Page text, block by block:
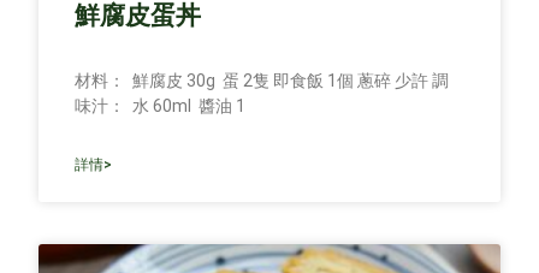
鮮腐皮蛋丼
材料： 鮮腐皮 30g 蛋 2隻 即食飯 1個 蔥碎 少許 調
味汁： 水 60ml 醬油 1
詳情>